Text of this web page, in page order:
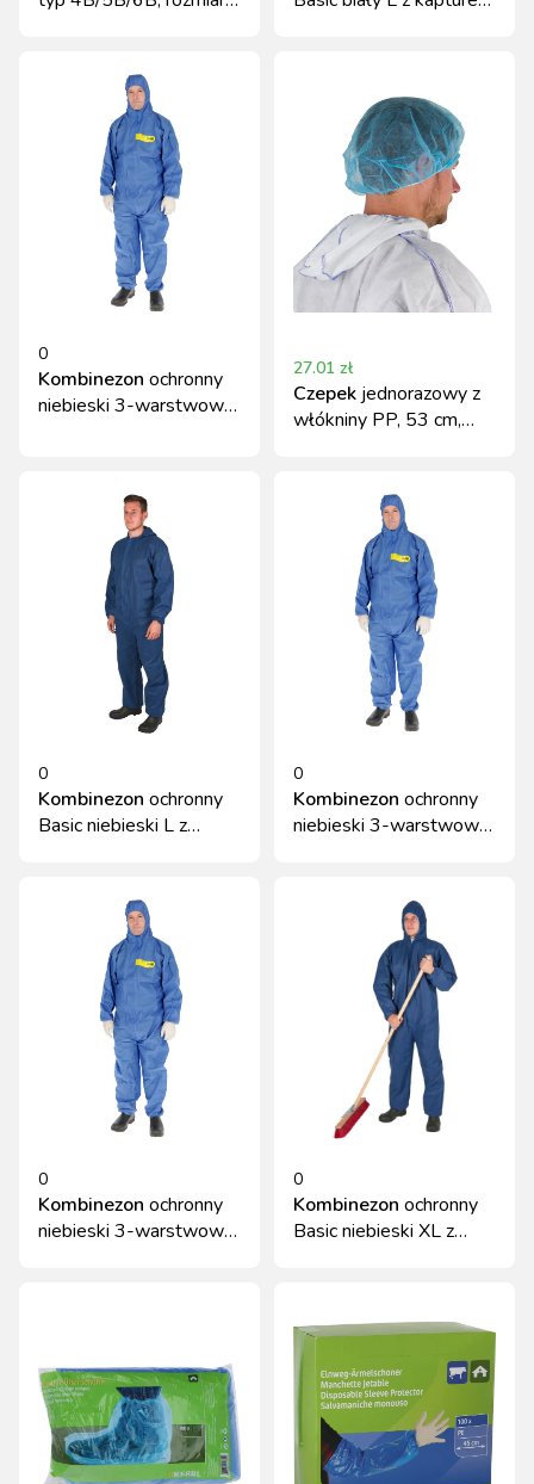
0
Kombinezon ochronny
niebieski 3-warstwowy,
27.01 zł
Czepek jednorazowy z
włókniny PP, 53 cm,
0
Kombinezon ochronny
Basic niebieski L z
0
Kombinezon ochronny
niebieski 3-warstwowy
0
Kombinezon ochronny
niebieski 3-warstwowy
0
Kombinezon ochronny
Basic niebieski XL z